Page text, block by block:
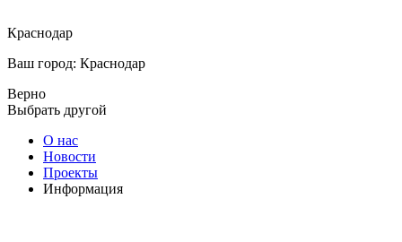
Краснодар
Ваш город: Краснодар
Верно
Выбрать другой
О нас
Новости
Проекты
Информация